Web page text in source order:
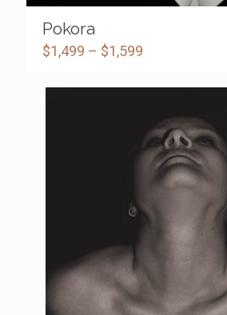
Pokora
$1,499 – $1,599